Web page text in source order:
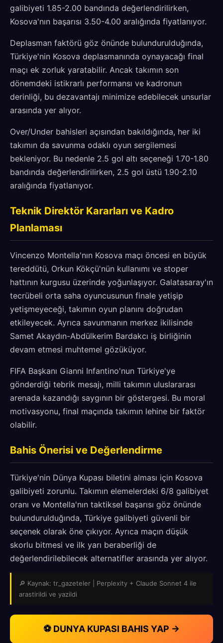
galibiyeti 1.85-2.00 bandında değerlendirilirken,
Kosova'nın başarısı 3.50-4.00 aralığında fiyatlanıyor.
Deplasman faktörü göz önünde bulundurulduğında,
Türkiye'nin Kosova deplasmanında oynayacağı final
maçı ek zorluk yaratabilir. Ancak takımın son
dönemdeki istikrarlı performansı ve kadronun
derinliği, bu dezavantajı minimize edebilecek unsurlar
arasında yer alıyor.
Over/Under bahisleri açısından bakıldığında, her iki
takımın da savunma odaklı oyun sergilemesi
bekleniyor. Bu nedenle 2.5 gol altı seçeneği 1.70-1.80
bandında değerlendirilirken, 2.5 gol üstü 1.90-2.10
aralığında fiyatlanıyor.
Teknik Direktör Kararları ve Kadro
Planlaması
Vincenzo Montella'nın Kosova maçı öncesi en büyük
tereddütü, Orkun Kökçü'nün kullanımı ve stoper
hattının kurgusu üzerinde yoğunlaşıyor. Galatasaray'ın
tecrübeli orta saha oyuncusunun finale yetişip
yetişmeyeceği, takımın oyun planını doğrudan
etkileyecek. Ayrıca savunmanın merkez ikilisinde
Samet Akaydın-Abdülkerim Bardakcı iş birliğinin
devam etmesi muhtemel gözüküyor.
FIFA Başkanı Gianni Infantino'nun Türkiye'ye
gönderdiği tebrik mesajı, milli takımın uluslararası
arenada kazandığı saygının bir göstergesi. Bu moral
motivasyonu, final maçında takımın lehine bir faktör
olabilir.
Bahis Önerisi ve Değerlendirme
Türkiye'nin Dünya Kupası biletini alması için Kosova
galibiyeti zorunlu. Takımın elemelerdeki 6/8 galibiyet
oranı ve Montella'nın taktiksel başarısı göz önünde
bulundurulduğında, Türkiye galibiyeti güvenli bir
seçenek olarak öne çıkıyor. Ayrıca maçın düşük
skorlu bitmesi ve ilk yarı beraberliği de
değerlendirilebilecek alternatifler arasında yer alıyor.
🔎 Kaynak: tr_gazeteler | Perplexity + Claude Sonnet 4 ile
arastirildi ve yazildi
⚽ DUNYA KUPASI BAHIS YAP →